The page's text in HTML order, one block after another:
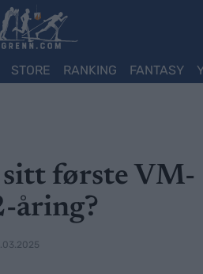
STORE RANKING FANTASY
sitt første VM-
åring?